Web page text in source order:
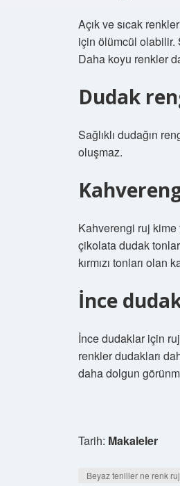
Açık ve sıcak
için ölümcül olabilir.
Daha koyu renkler
Dudak
Sağlıklı dudağın
oluşmaz.
Kahverengi ruj kime
çikolata dudak
kırmızı tonları
İnce
İnce dudaklar için
renkler dudakları
daha dolgun
Tarih: Makaleler
Beyaz tenliler ne renk